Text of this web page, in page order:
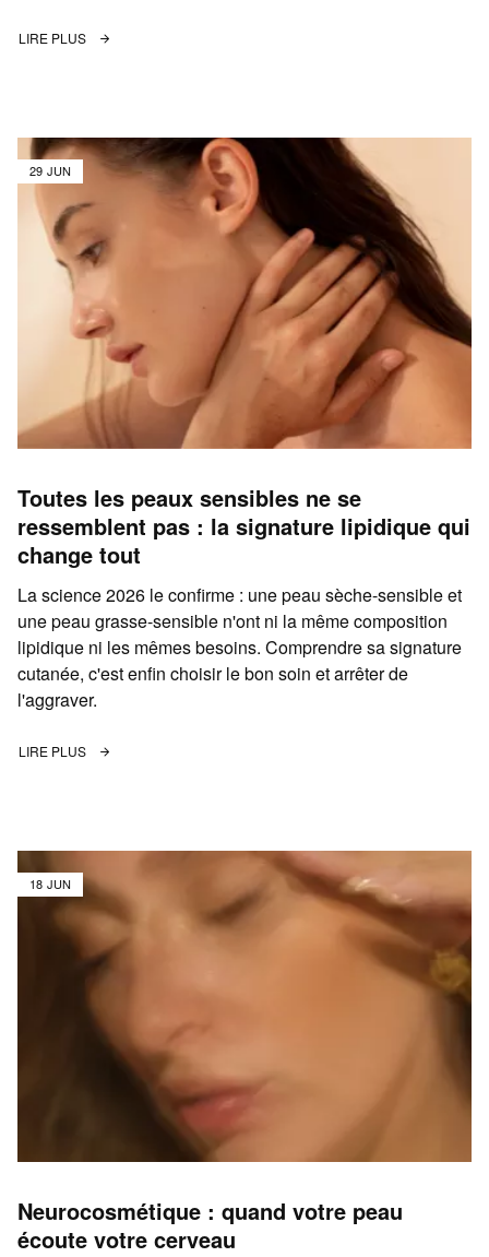
LIRE PLUS
29 JUN
Toutes les peaux sensibles ne se
ressemblent pas : la signature lipidique qui
change tout
La science 2026 le confirme : une peau sèche-sensible et
une peau grasse-sensible n'ont ni la même composition
lipidique ni les mêmes besoins. Comprendre sa signature
cutanée, c'est enfin choisir le bon soin et arrêter de
l'aggraver.
LIRE PLUS
18 JUN
Neurocosmétique : quand votre peau
écoute votre cerveau